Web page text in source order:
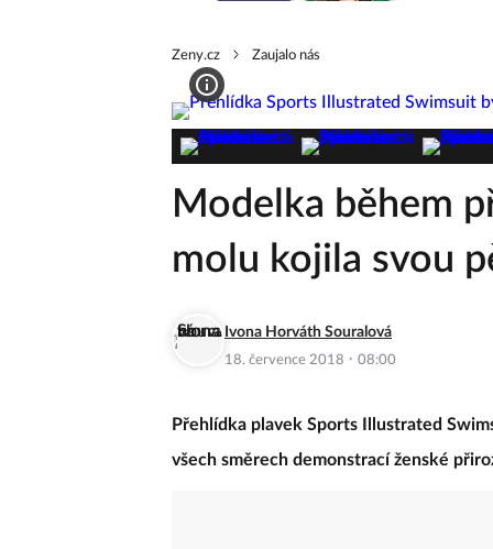
Zeny.cz Zaujalo nás
Modelka během
molu kojila svou
Ivona Horváth Souralová
18. července 2018 · 08:00
Přehlídka plavek Sports Illustrated
všech směrech demonstrací ženské